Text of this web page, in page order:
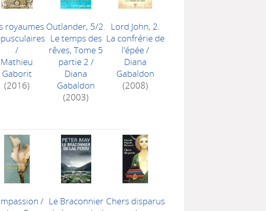
royaumes
/
Mathieu
Gaborit
(2016)
Outlander, 5/2.
Le temps des
rêves, Tome 5
partie 2 /
Diana
Gabaldon
(2003)
Lord John, 2.
La confrérie de
l'épée/
Diana
Gabaldon
(2008)
/ Le Braconnier Chers disparus